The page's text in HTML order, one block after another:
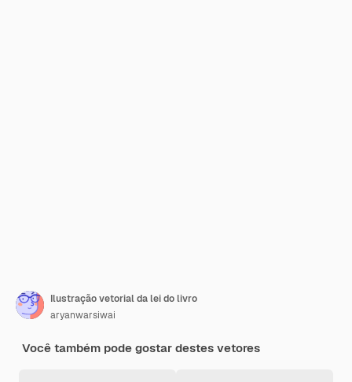
Ilustração vetorial da lei do livro
aryanwarsiwai
Você também pode gostar destes vetores